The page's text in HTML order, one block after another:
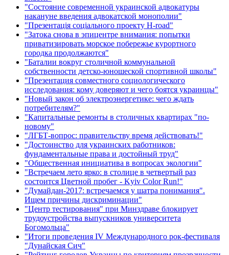
"Состояние современной украинской адвокатуры
накануне введения адвокатской монополии"
"Презентація соціального проекту H-road"
"Затока снова в эпицентре внимания: попытки
приватизировать морское побережье курортного
городка продолжаются"
"Баталии вокруг столичной коммунальной
собственности детско-юношеской спортивной школы"
"Презентация совместного социологического
исследования: кому доверяют и чего боятся украинцы"
"Новый закон об электроэнергетике: чего ждать
потребителям?"
"Капитальные ремонты в столичных квартирах "по-
новому"
"ЛГБТ-вопрос: правительству время действовать!"
"Достоинство для украинских работников:
фундаментальные права и достойный труд"
"Общественная инициатива в вопросах экологии"
"Встречаем лето ярко: в столице в четвертый раз
состоится Цветной пробег - Kyiv Color Run!"
"Думайдан-2017: встречаемся у шатра понимания".
Ищем причины дискриминации"
"Центр тестирования" при Минздраве блокирует
трудоустройства выпускников университета
Богомольца"
"Итоги проведения IV Международного рок-фестиваля
"Дунайская Сич"